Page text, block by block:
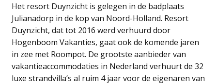
Het resort Duynzicht is gelegen in de badplaats
Julianadorp in de kop van Noord-Holland. Resort
Duynzicht, dat tot 2016 werd verhuurd door
Hogenboom Vakanties, gaat ook de komende jaren
in zee met Roompot. De grootste aanbieder van
vakantieaccommodaties in Nederland verhuurt de 32
luxe strandvilla’s al ruim 4 jaar voor de eigenaren van